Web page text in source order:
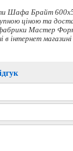
Шафа Брайт
ціною та
Мастер
в інтернет магазині